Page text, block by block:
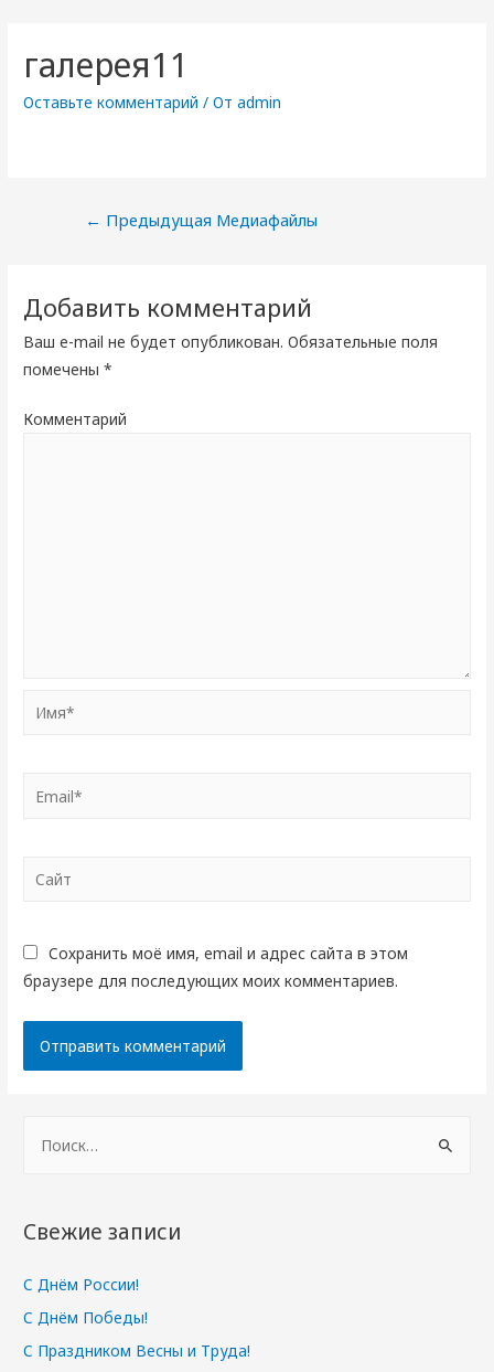
галерея11
Оставьте комментарий / От admin
Навигация
записям
← Предыдущая Медиафайлы
Добавить комментарий
Ваш e-mail не будет опубликован. Обязательные поля
помечены*
Комментарий
Имя*
Email*
Сайт
Сохранить моё имя, email и адрес сайта в этом
браузере для последующих моих комментариев.
т
:
Свежие записи
С Днём России!
С Днём Победы!
С Праздником Весны и Труда!